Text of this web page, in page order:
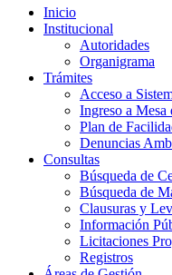
Inicio
Institucional
Autoridades
Organigrama
Trámites
Acceso a
Ingreso a Mesa
Plan de
Denuncias
Consultas
Búsqueda de
Búsqueda de
Clausuras y
Información
Licitaciones
Registros